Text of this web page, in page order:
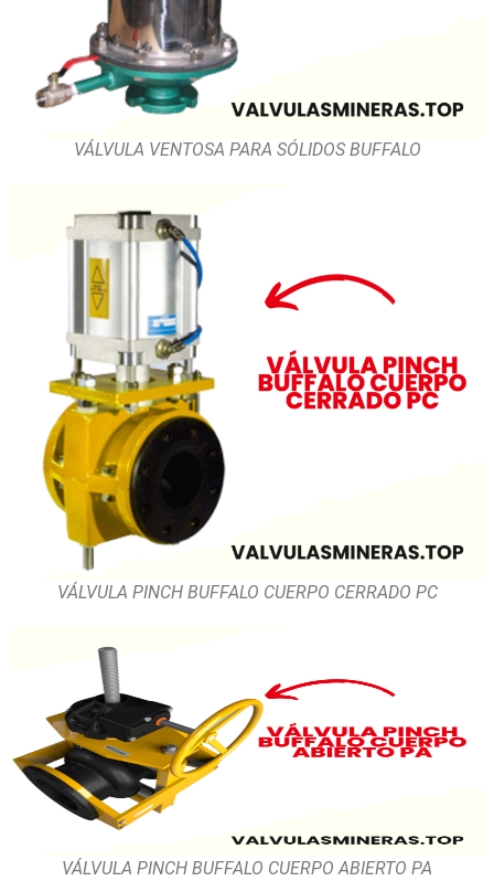
VÁLVULA VENTOSA PARA SÓLIDOS BUFFALO
VÁLVULA PINCH BUFFALO CUERPO CERRADO PC
VÁLVULA PINCH BUFFALO CUERPO ABIERTO PA